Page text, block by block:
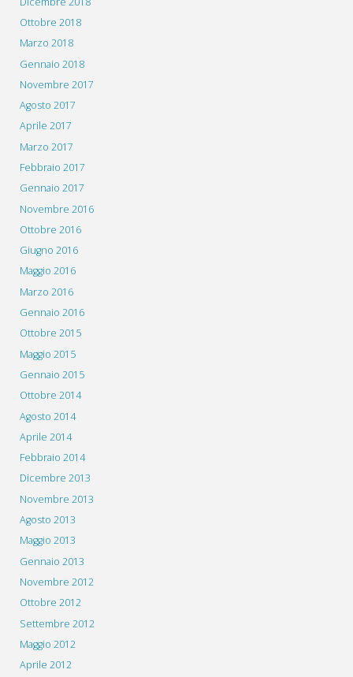
Ottobre 2018
Marzo 2018
Gennaio 2018
Novembre 2017
Agosto 2017
Aprile 2017
Marzo 2017
Febbraio 2017
Gennaio 2017
Novembre 2016
Ottobre 2016
Giugno 2016
Maggio 2016
Marzo 2016
Gennaio 2016
Ottobre 2015
Maggio 2015
Gennaio 2015
Ottobre 2014
Agosto 2014
Aprile 2014
Febbraio 2014
Dicembre 2013
Novembre 2013
Agosto 2013
Maggio 2013
Gennaio 2013
Novembre 2012
Ottobre 2012
Settembre 2012
Maggio 2012
Aprile 2012